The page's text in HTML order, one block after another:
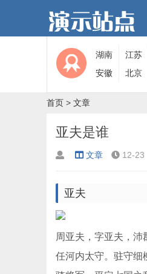
湖南 江苏
安徽
北京
首页 > 文章
亚夫是谁
文章 12-23
亚夫
周亚夫，字亚夫，
任河内太守。驻守细